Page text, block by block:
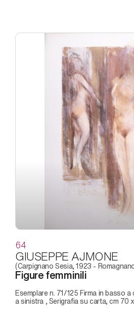
64
GIUSEPPE AJMONE
(Carpignano Sesia, 1923 -
Figure femminili
Esemplare n. 71/125 Firma in basso a destra, tiratura in basso
a sinistra , Serigrafia su carta, cm 70